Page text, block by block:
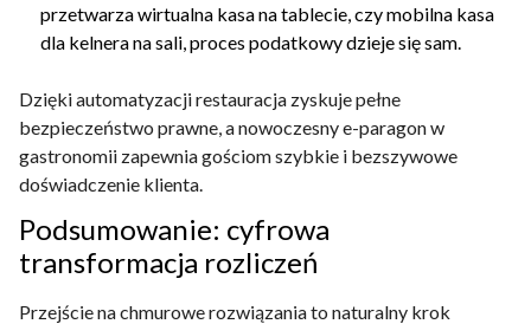
przetwarza wirtualna kasa na tablecie, czy mobilna kasa
dla kelnera na sali, proces podatkowy dzieje się sam.
Dzięki automatyzacji restauracja zyskuje pełne
bezpieczeństwo prawne, a nowoczesny e-paragon w
gastronomii zapewnia gościom szybkie i bezszywowe
doświadczenie klienta.
Podsumowanie: cyfrowa
transformacja rozliczeń
Przejście na chmurowe rozwiązania to naturalny krok